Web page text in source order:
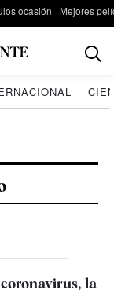
ocasión Mejores
la